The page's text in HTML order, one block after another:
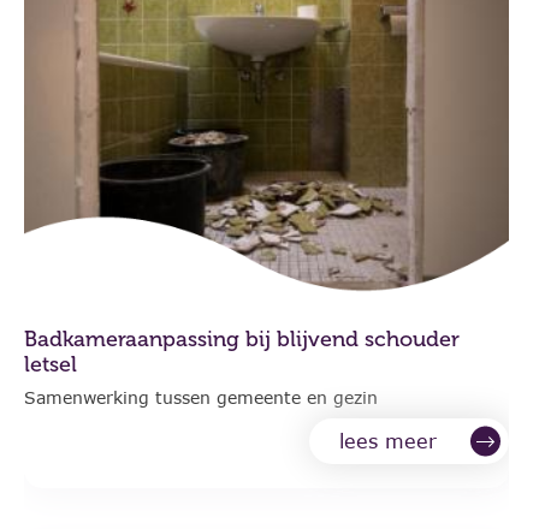
Badkameraanpassing bij blijvend schouder
letsel
Samenwerking tussen gemeente en gezin
lees meer